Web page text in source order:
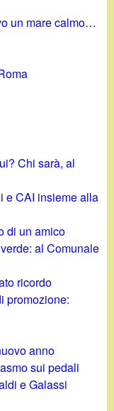
un mare calmo…
Chi sarà, al
e CAI insieme alla
di un amico
al Comunale
ricordo
promozione:
anno
sui pedali
e Galassi